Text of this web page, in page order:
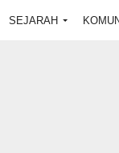
SEJARAH